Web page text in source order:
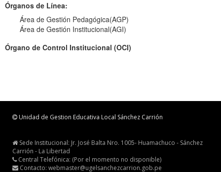
Órganos de Línea:
Área de Gestión Pedagógica(AGP)
Área de Gestión Institucional(AGI)
Órgano de Control Institucional (OCI)
Unidad de Gestion Educativa Local Sánchez Carrión
Sede Institucional: Jr. José Balta Nro. 1005- Huamachuco - Sánchez
Carrión - La Libertad
Central Telefónica: (Por el momento no disponible)
Contacto: webmaster@ugelsanchezcarrion.gob.pe